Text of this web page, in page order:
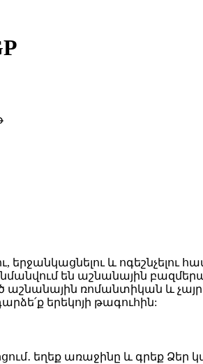
երջանկացնելու և
են աշնանային
աշնանային ռոմանտիկան և
երեկոյի թագուհին:
եղեք առաջինը և գրեք Ձեր